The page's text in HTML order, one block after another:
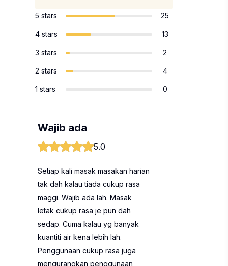
5 stars 25
4 stars 13
3 stars 2
2 stars 4
1 stars 0
Wajib ada
5.0
Setiap kali masak masakan harian
tak dah kalau tiada cukup rasa
maggi. Wajib ada lah. Masak
letak cukup rasa je pun dah
sedap. Cuma kalau yg banyak
kuantiti air kena lebih lah.
Penggunaan cukup rasa juga
mengurangkan penggunaan